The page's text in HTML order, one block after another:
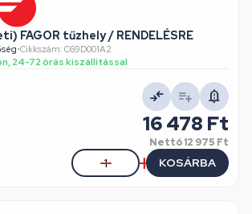
FAGOR tűzhely / RENDELÉSRE
•Cikkszám: C69D001A2
24-72 órás kiszállítással
16 478 Ft
Nettó12 975 Ft
KOSÁRBA